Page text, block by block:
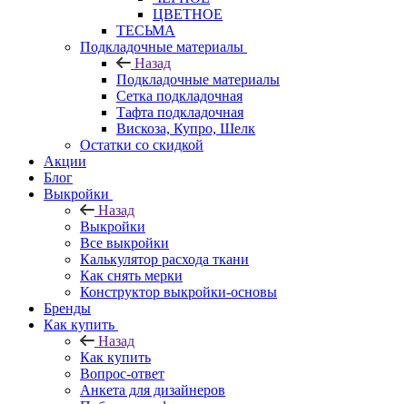
ЦВЕТНОЕ
ТЕСЬМА
Подкладочные материалы
Назад
Подкладочные материалы
Сетка подкладочная
Тафта подкладочная
Вискоза, Купро, Шелк
Остатки со скидкой
Акции
Блог
Выкройки
Назад
Выкройки
Все выкройки
Калькулятор расхода ткани
Как снять мерки
Конструктор выкройки-основы
Бренды
Как купить
Назад
Как купить
Вопрос-ответ
Анкета для дизайнеров